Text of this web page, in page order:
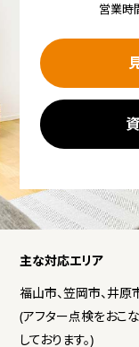
営業時
主な対応エリア
福山市、笠岡市、井原
(アフター点検をおこ
しております。)